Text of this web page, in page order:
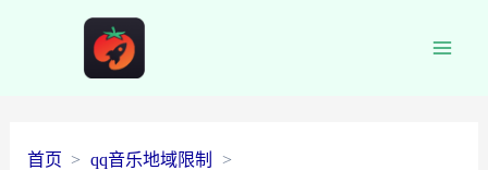
首页
qq音乐地域限制